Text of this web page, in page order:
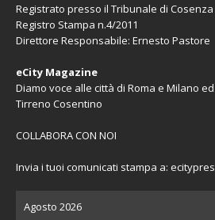
Registrato presso il Tribunale di Cosenza
Registro Stampa n.4/2011
Direttore Responsabile: Ernesto Pastore
eCity Magazine
Diamo voce alle città di Roma e Milano
Tirreno Cosentino
COLLABORA CON NOI
Invia i tuoi comunicati stampa a:
Agosto 2026